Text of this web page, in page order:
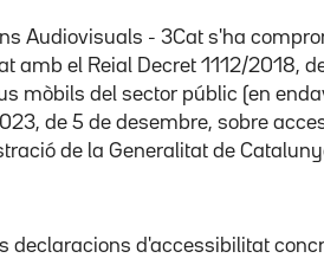
Audiovisuals - 3Cat s'ha
amb el Reial Decret 1112/2018,
mòbils del sector públic (en
de 5 de desembre, sobre
de la Generalitat de
declaracions d'accessibilitat